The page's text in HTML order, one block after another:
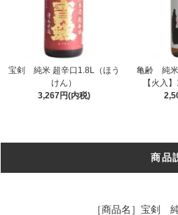
宝剣 純米 超辛口1.8L（ほう
けん）
3,267円(内税)
亀齢 純米
【火入
商品
［商品名］宝剣